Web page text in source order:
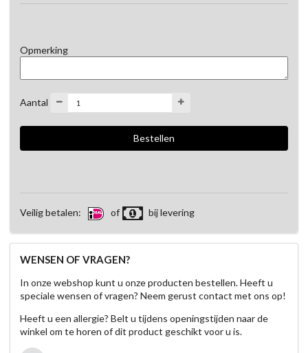
Opmerking
Aantal
Veilig betalen: of bij levering
WENSEN OF VRAGEN?
In onze webshop kunt u onze producten bestellen. Heeft u
speciale wensen of vragen? Neem gerust contact met ons op!
Heeft u een allergie? Belt u tijdens openingstijden naar de
winkel om te horen of dit product geschikt voor u is.